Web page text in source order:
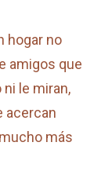
hogar no
amigos que
ni le miran,
acercan
más